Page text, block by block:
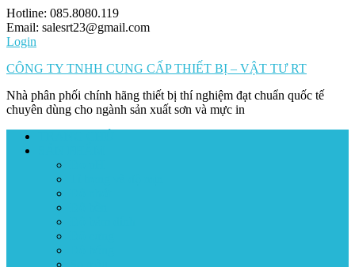
Skip
to
content
Hotline: 085.8080.119
Email: salesrt23@gmail.com
Login
CÔNG TY TNHH CUNG CẤP THIẾT BỊ – VẬT TƯ RT
Nhà phân phối chính hãng thiết bị thí nghiệm đạt chuẩn quốc tế
chuyên dùng cho ngành sản xuất sơn và mực in